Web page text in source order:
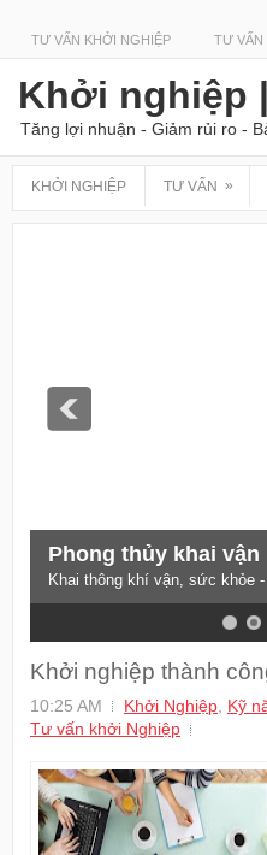
TƯ VẤN KHỞI NGHIỆP TƯ VẤN
Khởi nghiệp
Tăng lợi nhuận - Giảm rủi ro -
KHỞI NGHIỆP TƯ VẤN »
Phong thủy khai vận
Khai thông khí vận, sức khỏe
Khởi nghiệp thành
10:25 AM Khởi Nghiệp, Kỹ
Tư vấn khởi Nghiệp